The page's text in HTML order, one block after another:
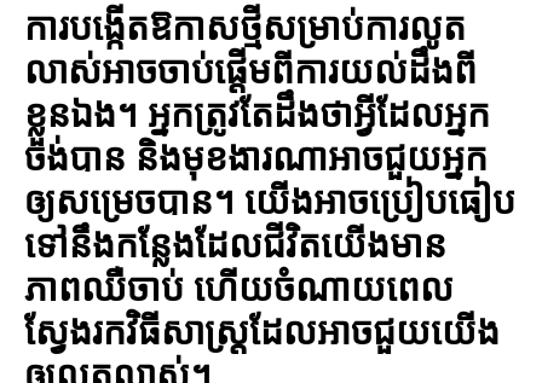
ការបង្កើតឱកាសថ្មីសម្រាប់ការលូត
លាស់អាចចាប់ផ្ដើមពីការយល់ដឹងពី
ខ្លួនឯង។ អ្នកត្រូវតែដឹងថាអ្វីដែលអ្នក
ចង់បាន និងមុខងារណាអាចជួយអ្នក
ឲ្យសម្រេចបាន។ យើងអាចប្រៀបធៀប
ទៅនឹងកន្លែងដែលជីវិតយើងមាន
ភាពឈឺចាប់ ហើយចំណាយពេល
ស្វែងរកវិធីសាស្ត្រដែលអាចជួយយើង